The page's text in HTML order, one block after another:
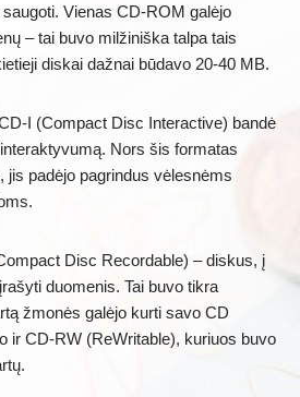
Vienas CD-ROM galėjo
– tai buvo milžiniška talpa tais
diskai dažnai būdavo 20-40 MB.
I (Compact Disc Interactive) bandė
Nors šis formatas
jis padėjo pagrindus vėlesnėms
Disc Recordable) – diskus, į
duomenis. Tai buvo tikra
žmonės galėjo kurti savo CD
ir CD-RW (ReWritable), kuriuos buvo